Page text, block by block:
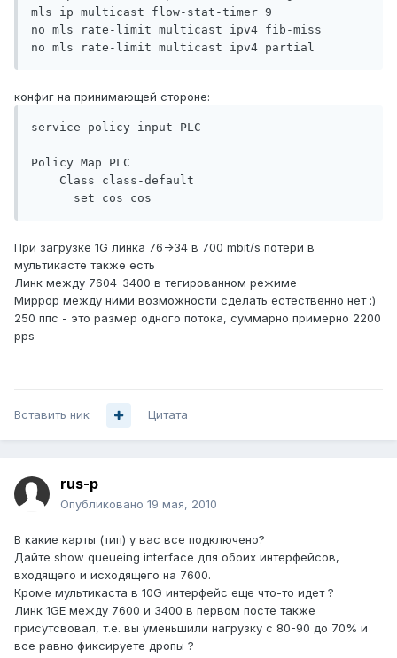
mls ip multicast flow-stat-timer 9
no mls rate-limit multicast ipv4 fib-miss
no mls rate-limit multicast ipv4 partial
конфиг на принимающей стороне:
service-policy input PLC
Policy Map PLC
Class class-default
set cos cos
При загрузке 1G линка 76->34 в 700 mbit/s потери в
мультикасте также есть
Линк между 7604-3400 в тегированном режиме
Миррор между ними возможности сделать естественно нет :)
250 ппс - это размер одного потока, суммарно примерно 2200
pps
Вставить ник Цитата
rus-p
Опубликовано 19 мая, 2010
В какие карты (тип) у вас все подключено?
Дайте show queueing interface для обоих интерфейсов,
входящего и исходящего на 7600.
Кроме мультикаста в 10G интерфейс еще что-то идет ?
Линк 1GE между 7600 и 3400 в первом посте также
присутсвовал, т.е. вы уменьшили нагрузку с 80-90 до 70% и
все равно фиксируете дропы ?